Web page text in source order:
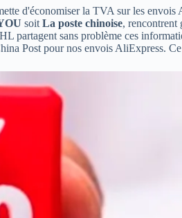
d'économiser la TVA sur les
soit La poste chinoise, rencontrent
partagent sans problème ces
Post pour nos envois AliExpress.